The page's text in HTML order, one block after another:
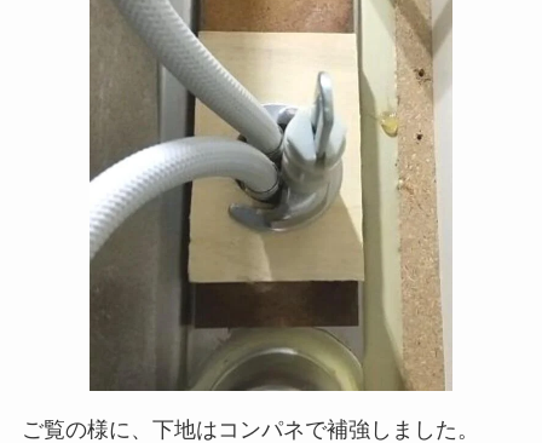
ご覧の様に、下地はコンパネで補強しました。